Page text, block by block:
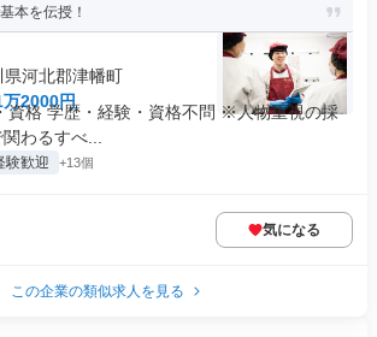
本を伝授！
河北郡津幡町
万2000円
資格 学歴・経験・資格不問 ※人物重視の採
わるすべ...
験歓迎 +13個
気になる
この企業の類似求人を見る